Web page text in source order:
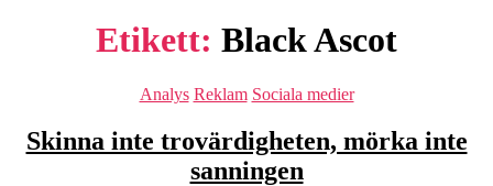
Etikett: Black Ascot
Kategorier
Analys Reklam Sociala medier
Skinna inte trovärdigheten, mörka inte
sanningen